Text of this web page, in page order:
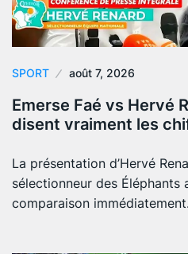
SPORT août 7, 2026
Emerse Faé vs Hervé
disent vraiment les
La présentation d’Hervé
sélectionneur des Éléphants
comparaison